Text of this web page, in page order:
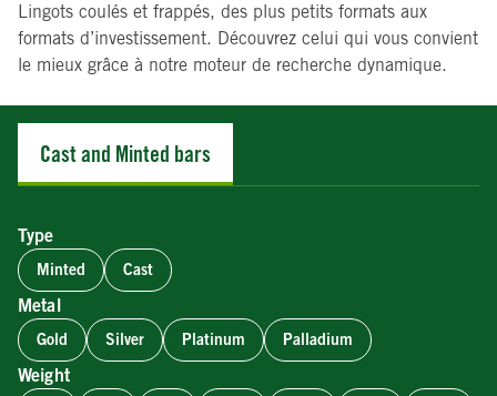
Lingots coulés et frappés, des plus petits formats aux
formats d’investissement. Découvrez celui qui vous convient
le mieux grâce à notre moteur de recherche dynamique.
Cast and Minted bars
Type
Minted Cast
Metal
Gold Silver Platinum Palladium
Weight